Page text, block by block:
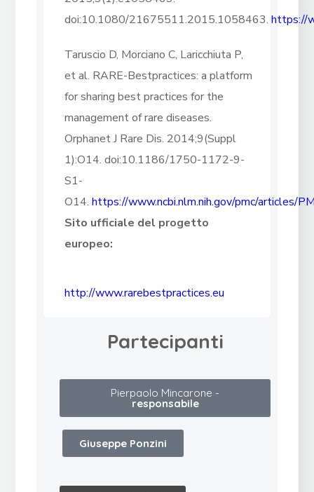
doi:10.1080/21675511.2015.1058463.https://
Taruscio D, Morciano C, Laricchiuta P,
et al. RARE-Bestpractices: a platform
for sharing best practices for the
management of rare diseases.
Orphanet J Rare Dis. 2014;9(Suppl
1):O14. doi:10.1186/1750-1172-9-
S1-
O14.https://www.ncbi.nlm.nih.gov/pmc/articles/
Sito ufficiale del progetto
europeo:
http://www.rarebestpractices.eu
Partecipanti
Pierpaolo Mincarone -
responsabile
Giuseppe Ponzini